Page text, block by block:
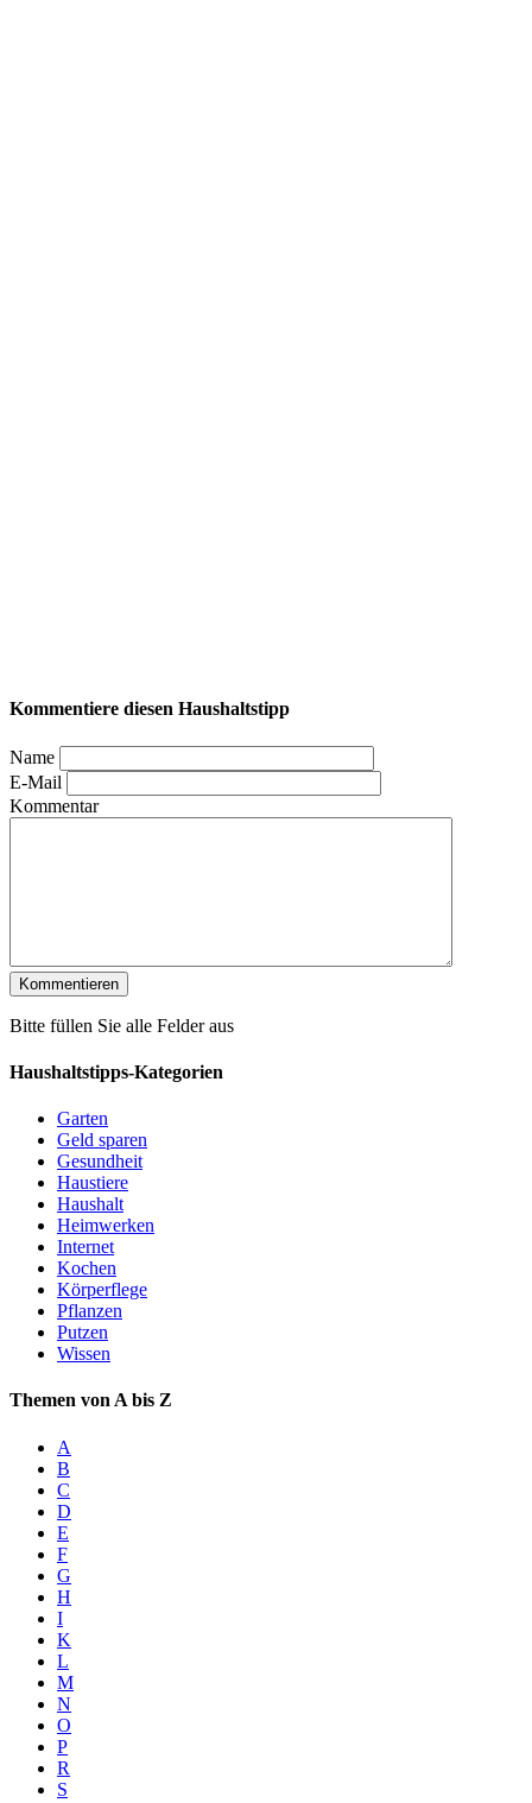
Kommentiere diesen Haushaltstipp
Name
E-Mail
Kommentar
Bitte füllen Sie alle Felder aus
Haushaltstipps-Kategorien
Garten
Geld sparen
Gesundheit
Haustiere
Haushalt
Heimwerken
Internet
Kochen
Körperflege
Pflanzen
Putzen
Wissen
Themen von A bis Z
A
B
C
D
E
F
G
H
I
K
L
M
N
O
P
R
S